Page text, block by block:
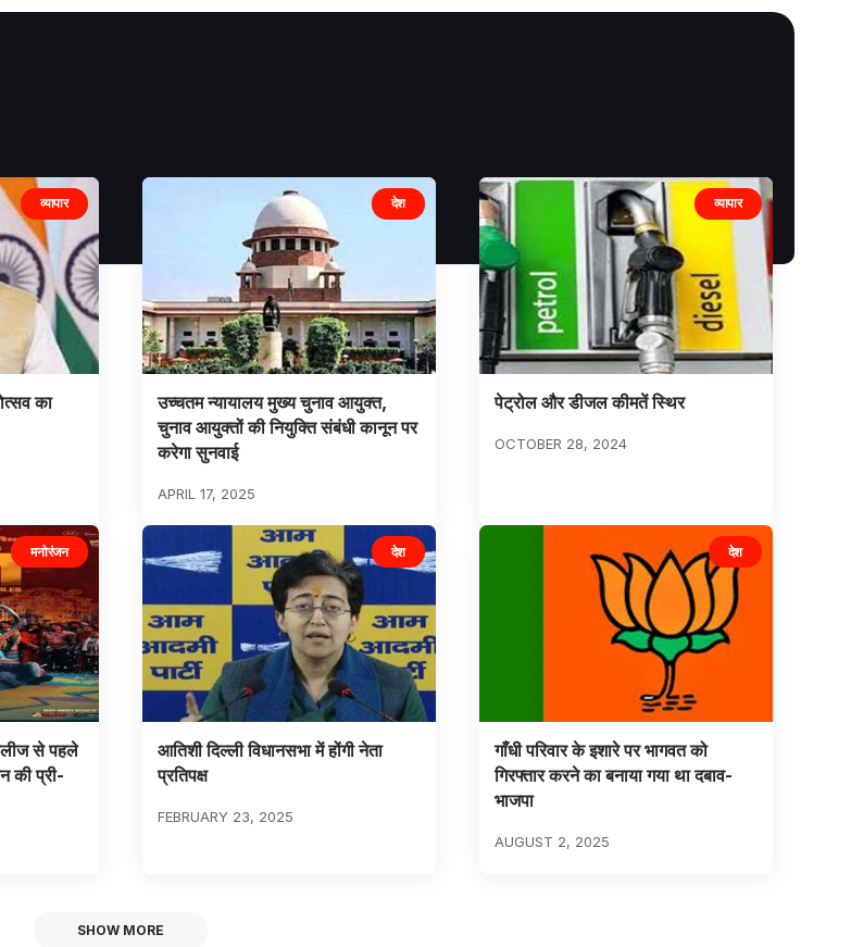
व्यापार
का
देश
उच्चतम न्यायालय मुख्य चुनाव आयुक्त,
चुनाव आयुक्तों की नियुक्ति संबंधी कानून पर
करेगा सुनवाई
APRIL 17, 2025
व्यापार
पेट्रोल और डीजल कीमतें स्थिर
OCTOBER 28, 2024
मनोरंजन
से पहले
की प्री-
देश
आतिशी दिल्ली विधानसभा में होंगी नेता
प्रतिपक्ष
FEBRUARY 23, 2025
देश
गाँधी परिवार के इशारे पर भागवत को
गिरफ्तार करने का बनाया गया था दबाव-
भाजपा
AUGUST 2, 2025
SHOW MORE